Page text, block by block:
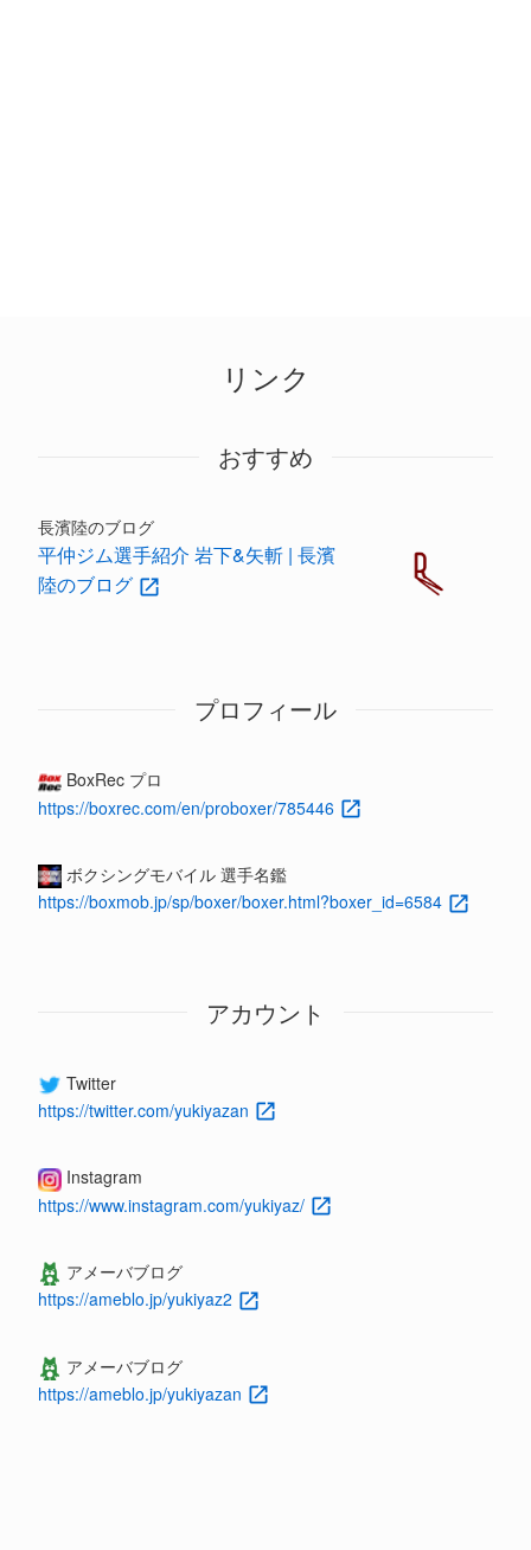
リンク
おすすめ
長濱陸のブログ
平仲ジム選手紹介 岩下&矢斬 | 長濱
陸のブログ
プロフィール
BoxRec プロ
https://boxrec.com/en/proboxer/785446
ボクシングモバイル 選手名鑑
https://boxmob.jp/sp/boxer/boxer.html?boxer_id=6584
アカウント
Twitter
https://twitter.com/yukiyazan
Instagram
https://www.instagram.com/yukiyaz/
アメーバブログ
https://ameblo.jp/yukiyaz2
アメーバブログ
https://ameblo.jp/yukiyazan